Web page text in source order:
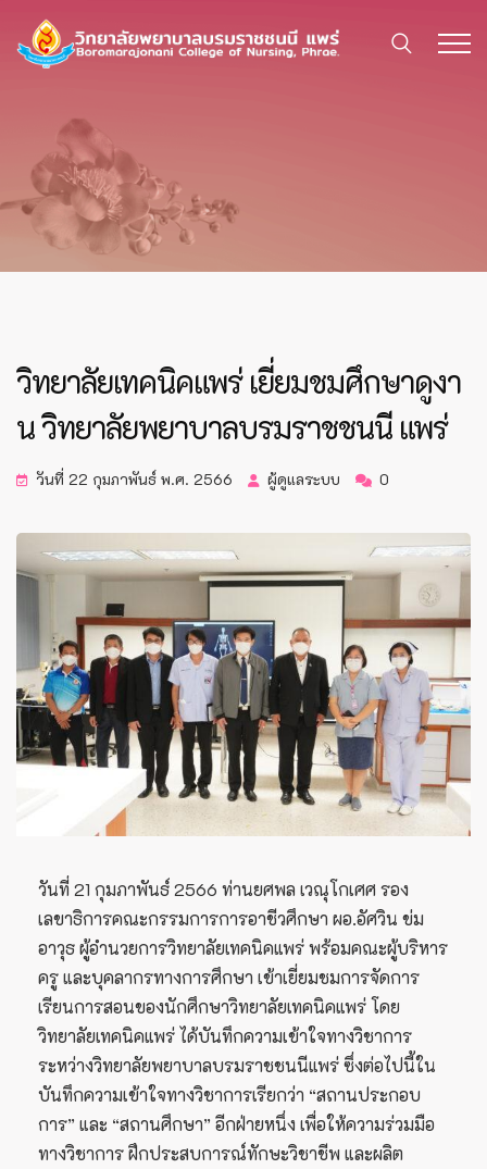
วิทยาลัยเทคนิคแพร่ เยี่ยมชมศึกษาดูงา
น วิทยาลัยพยาบาลบรมราชชนนี แพร่
วันที่ 22 กุมภาพันธ์ พ.ศ. 2566 ผู้ดูแลระบบ 0
วันที่ 21 กุมภาพันธ์ 2566 ท่านยศพล เวณุโกเศศ รอง
เลขาธิการคณะกรรมการการอาชีวศึกษา ผอ.อัศวิน ข่ม
อาวุธ ผู้อำนวยการวิทยาลัยเทคนิคแพร่ พร้อมคณะผู้บริหาร
ครู และบุคลากรทางการศึกษา เข้าเยี่ยมชมการจัดการ
เรียนการสอนของนักศึกษาวิทยาลัยเทคนิคแพร่ โดย
วิทยาลัยเทคนิคแพร่ ได้บันทึกความเข้าใจทางวิชาการ
ระหว่างวิทยาลัยพยาบาลบรมราชชนนีแพร่ ซึ่งต่อไปนี้ใน
บันทึกความเข้าใจทางวิชาการเรียกว่า “สถานประกอบ
การ” และ “สถานศึกษา” อีกฝ่ายหนึ่ง เพื่อให้ความร่วมมือ
ทางวิชาการ ฝึกประสบการณ์ทักษะวิชาชีพ และผลิต